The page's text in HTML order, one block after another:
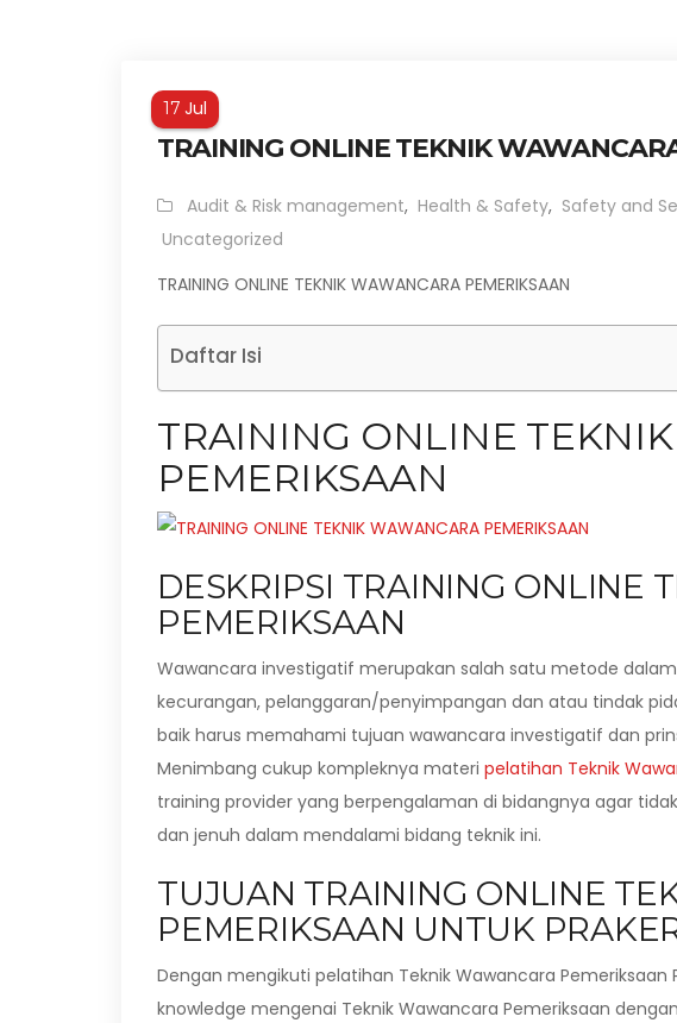
17Jul
TRAINING ONLINE TEKNIK
Audit & Risk management, Health & Safety, Safety and
Uncategorized
TRAINING ONLINE TEKNIK WAWANCARA PEMERIKSAAN
Daftar Isi
TRAINING ONLINE
PEMERIKSAAN
DESKRIPSI TRAINING ONLINE
PEMERIKSAAN
Wawancara investigatif merupakan salah satu metode
kecurangan, pelanggaran/penyimpangan dan atau tindak
baik harus memahami tujuan wawancara investigatif dan
Menimbang cukup kompleknya materi pelatihan Teknik
training provider yang berpengalaman di bidangnya agar
dan jenuh dalam mendalami bidang teknik ini.
TUJUAN TRAINING ONLINE
PEMERIKSAAN UNTUK
Dengan mengikuti pelatihan Teknik Wawancara
knowledge mengenai Teknik Wawancara Pemeriksaan